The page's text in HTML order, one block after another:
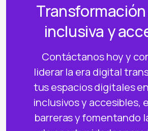
inclusiva y
Contáctanos hoy y
liderar la era digital
tus espacios digitales
inclusivos y accesibles,
barreras y fomentando